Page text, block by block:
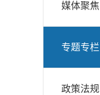
媒体聚焦
专题专栏
政策法规